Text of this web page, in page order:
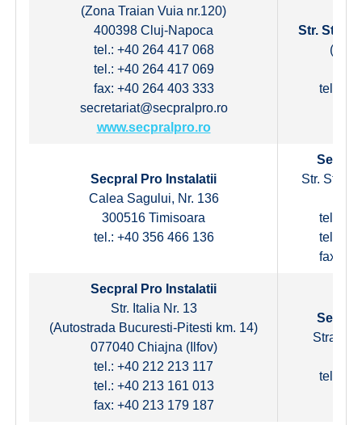
(Zona Traian Vuia nr.120)
400398 Cluj-Napoca
tel.: +40 264 417 068
tel.: +40 264 417 069
fax: +40 264 403 333
secretariat@secpralpro.ro
www.secpralpro.ro
Str.
(in
tel.:
Secpral Pro Instalatii
Calea Sagului, Nr. 136
300516 Timisoara
tel.: +40 356 466 136
Str.
tel.:
tel.:
fax:
Secpral Pro Instalatii
Str. Italia Nr. 13
(Autostrada Bucuresti-Pitesti km. 14)
077040 Chiajna (Ilfov)
tel.: +40 212 213 117
tel.: +40 213 161 013
fax: +40 213 179 187
Strada
tel.: